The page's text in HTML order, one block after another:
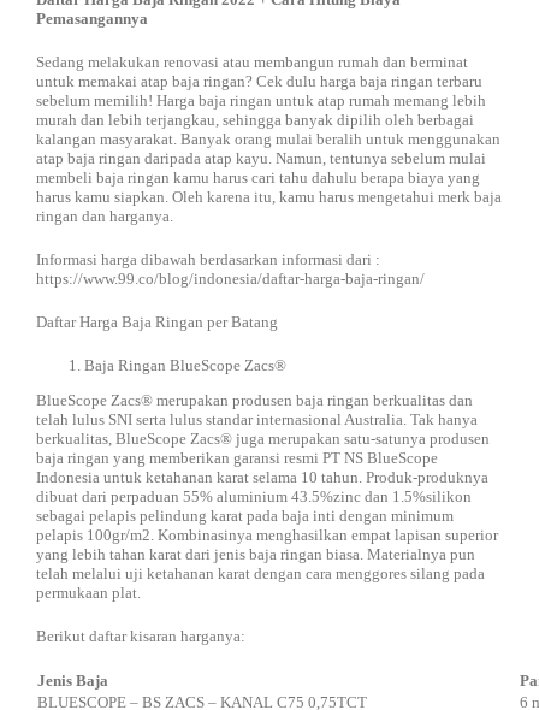
Pemasangannya
Sedang melakukan renovasi atau membangun rumah dan berminat
untuk memakai atap baja ringan? Cek dulu harga baja ringan terbaru
sebelum memilih! Harga baja ringan untuk atap rumah memang lebih
murah dan lebih terjangkau, sehingga banyak dipilih oleh berbagai
kalangan masyarakat. Banyak orang mulai beralih untuk menggunakan
atap baja ringan daripada atap kayu. Namun, tentunya sebelum mulai
membeli baja ringan kamu harus cari tahu dahulu berapa biaya yang
harus kamu siapkan. Oleh karena itu, kamu harus mengetahui merk baja
ringan dan harganya.
Informasi harga dibawah berdasarkan informasi dari :
https://www.99.co/blog/indonesia/daftar-harga-baja-ringan/
Daftar Harga Baja Ringan per Batang
Baja Ringan BlueScope Zacs®
BlueScope Zacs® merupakan produsen baja ringan berkualitas dan
telah lulus SNI serta lulus standar internasional Australia. Tak hanya
berkualitas, BlueScope Zacs® juga merupakan satu-satunya produsen
baja ringan yang memberikan garansi resmi PT NS BlueScope
Indonesia untuk ketahanan karat selama 10 tahun. Produk-produknya
dibuat dari perpaduan 55% aluminium 43.5%zinc dan 1.5%silikon
sebagai pelapis pelindung karat pada baja inti dengan minimum
pelapis 100gr/m2. Kombinasinya menghasilkan empat lapisan superior
yang lebih tahan karat dari jenis baja ringan biasa. Materialnya pun
telah melalui uji ketahanan karat dengan cara menggores silang pada
permukaan plat.
Berikut daftar kisaran harganya:
Jenis Baja
BLUESCOPE – BS ZACS – KANAL C75 0,75TCT
6